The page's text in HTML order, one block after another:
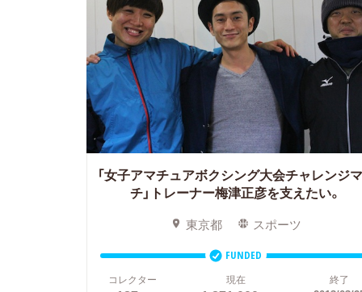
「女子アマチュアボクシング大会チャレンジ
チ」トレーナー梅津正彦を支えたい。
東京都 スポーツ
FUNDED
コレクター
現在 終了